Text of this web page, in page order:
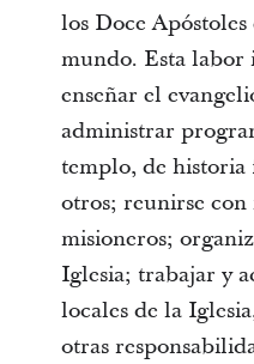
los Doce
mundo. Esta labor
enseñar el
administrar
templo, de
otros; reunirse
misioneros;
Iglesia; trabajar y
locales de la
otras